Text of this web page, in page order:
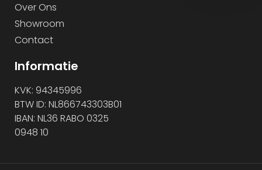
Over Ons
Showroom
Contact
Informatie
KVK: 94345996
BTW ID: NL866743303B01
IBAN: NL36 RABO 0325
0948 10